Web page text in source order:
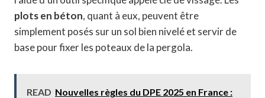
plots en béton, quant à eux, peuvent être
simplement posés sur un sol bien nivelé et servir de
base pour fixer les poteaux de la pergola.
READ Nouvelles règles du DPE 2025 en France :